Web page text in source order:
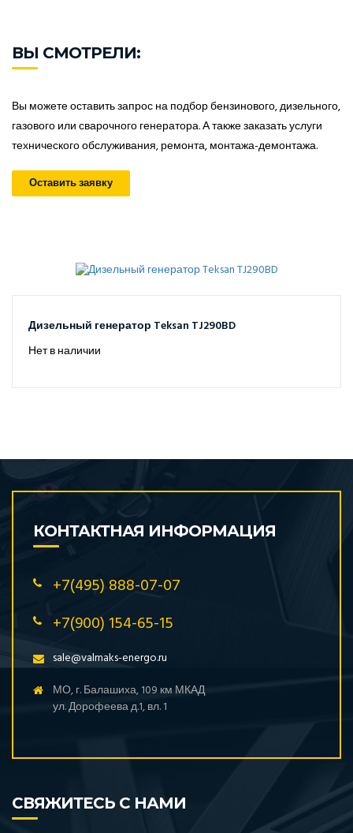
ВЫ СМОТРЕЛИ:
Вы можете оставить запрос на подбор бензинового, дизельного,
газового или сварочного генератора. А также заказать услуги
технического обслуживания, ремонта, монтажа-демонтажа.
Оставить заявку
Дизельный генератор Teksan TJ290BD
Нет в наличии
КОНТАКТНАЯ ИНФОРМАЦИЯ
+7(495) 888-07-07
+7(900) 154-65-15
sale@valmaks-energo.ru
МО, г. Балашиха, 109 км МКАД
ул. Дорофеева д.1, вл. 1
СВЯЖИТЕСЬ С НАМИ